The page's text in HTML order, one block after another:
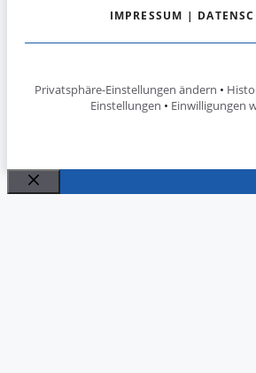
IMPRESSUM |
Privatsphäre-Einstellungen ändern •
Einstellungen • Einwilligungen
Schließen